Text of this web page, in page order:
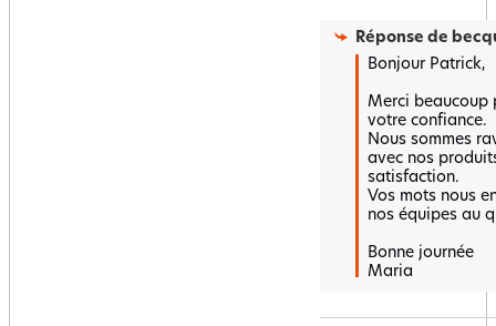
Réponse de
Bonjour Patrick,
Merci beaucoup
votre confiance.
Nous sommes
avec nos
satisfaction.
Vos mots nous
nos équipes au
Bonne journée
Maria